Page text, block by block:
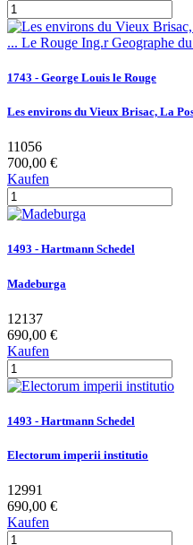
1743 - George Louis le Rouge
Les environs du Vieux Brisac, La
11056
700,00 €
Kaufen
1493 - Hartmann Schedel
Madeburga
12137
690,00 €
Kaufen
1493 - Hartmann Schedel
Electorum imperii institutio
12991
690,00 €
Kaufen